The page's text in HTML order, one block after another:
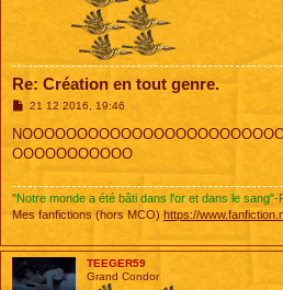
Re: Création en tout genre.
M
s
a
21 12 2016, 19:46
OOOOOOOOOOO
"Notre monde a été bâti dans l'or et dans le
Mes fanfictions (hors MCO) https://
TEEGER59
Grand Condor